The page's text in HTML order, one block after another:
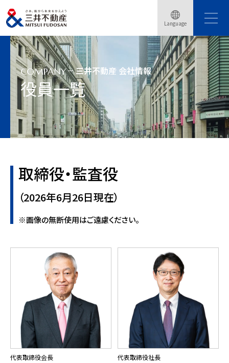
Language
トップページ 会社情報
COMPANY 三井不動産 会社情報
役員一覧
取締役・監査役
（2026年6月26日現在）
※画像の無断使用はご遠慮ください。
代表取締役会長 代表取締役社長